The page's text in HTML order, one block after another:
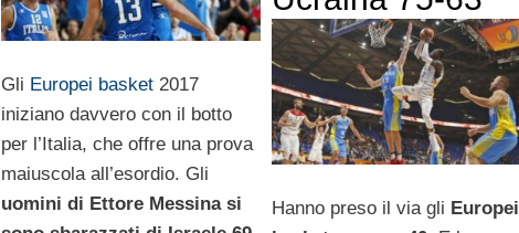
Gli Europei basket 2017
iniziano davvero con il botto
per l’Italia, che offre una prova
maiuscola all’esordio. Gli
uomini di Ettore Messina si
Hanno preso il via gli Europei